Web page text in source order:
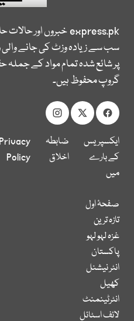
express.pkخبروں اور
سب سے زیادہ وزٹ کی جانے
پر شائع شدہ تمام مواد کے
گروپ محفوظ ہیں۔
ایکسپریس
کے بارے
میں
ضابطہ
اخلاق
Privacy
Policy
صفحۂ اول
تازہ ترین
غزہ لہو لہو
پاکستان
انٹر نیشنل
کھیل
انٹرٹینمنٹ
لائف اسٹائل